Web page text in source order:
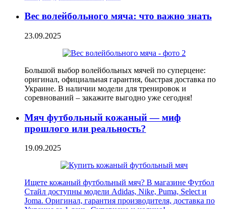
Вес волейбольного мяча: что важно знать
23.09.2025
Большой выбор волейбольных мячей по суперцене:
оригинал, официальная гарантия, быстрая доставка по
Украине. В наличии модели для тренировок и
соревнований – закажите выгодно уже сегодня!
Мяч футбольный кожаный — миф
прошлого или реальность?
19.09.2025
Ищете кожаный футбольный мяч? В магазине Футбол
Стайл доступны модели Adidas, Nike, Puma, Select и
Joma. Оригинал, гарантия производителя, доставка по